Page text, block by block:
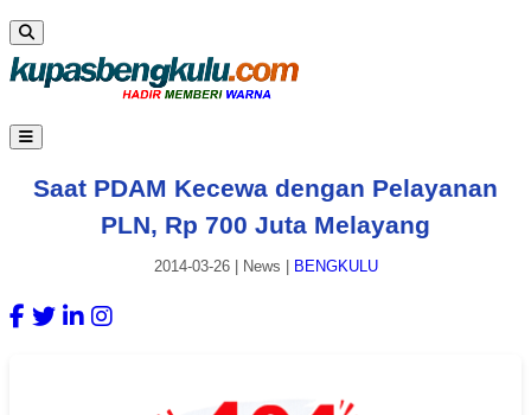
Saat PDAM Kecewa dengan Pelayanan
PLN, Rp 700 Juta Melayang
2014-03-26| News BENGKULU